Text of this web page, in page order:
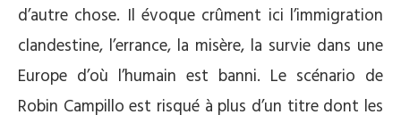
d’autre chose. Il évoque crûment ici l’immigration
clandestine, l’errance, la misère, la survie dans une
Europe d’où l’humain est banni. Le scénario de
Robin Campillo est risqué à plus d’un titre dont les